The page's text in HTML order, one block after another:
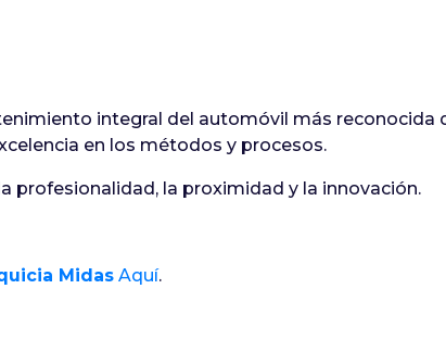
integral del automóvil más reconocida
en los métodos y procesos.
profesionalidad, la proximidad y la innovación.
Midas Aquí.